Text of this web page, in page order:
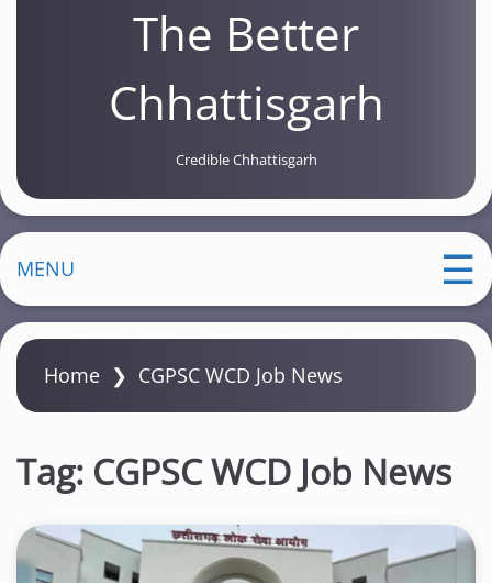
The Better
Chhattisgarh
Credible Chhattisgarh
MENU
Home ❯ CGPSC WCD Job News
Tag: CGPSC WCD Job News